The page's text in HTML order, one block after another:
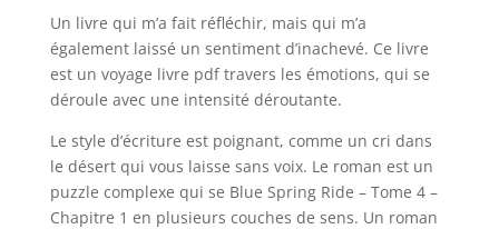
Un livre qui m’a fait réfléchir, mais qui m’a
également laissé un sentiment d’inachevé. Ce livre
est un voyage livre pdf travers les émotions, qui se
déroule avec une intensité déroutante.
Le style d’écriture est poignant, comme un cri dans
le désert qui vous laisse sans voix. Le roman est un
puzzle complexe qui se Blue Spring Ride – Tome 4 –
Chapitre 1 en plusieurs couches de sens. Un roman